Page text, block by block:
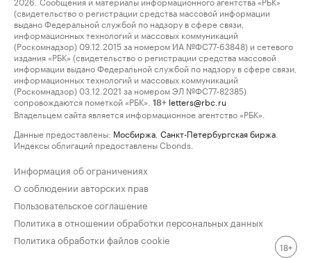
(свидетельство о регистрации средства массовой информации
выдано Федеральной службой по надзору в сфере связи,
информационных технологий и массовых коммуникаций
(Роскомнадзор) 09.12.2015 за номером ИА №ФС77-63848) и сетевого
издания «РБК» (свидетельство о регистрации средства массовой
информации выдано Федеральной службой по надзору в сфере связи,
информационных технологий и массовых коммуникаций
(Роскомнадзор) 03.12.2021 за номером ЭЛ №ФС77-82385)
сопровождаются пометкой «РБК».
18+ letters@rbc.ru
Владельцем сайта является информационное агентство «РБК».
Данные предоставлены: Мосбиржа Санкт-Петербургская биржа
Индексы облигаций предоставлены Cbonds.
Информация об ограничениях
О соблюдении авторских прав
Пользовательское соглашение
Политика в отношении обработки персональных данных
Политика обработки файлов cookie
18+